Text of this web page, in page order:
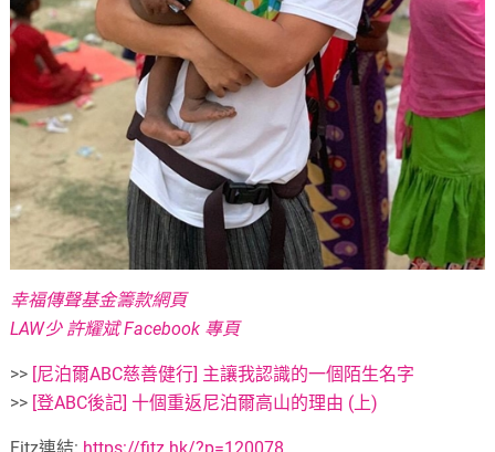
幸福傳聲基金籌款網頁
LAW少 許耀斌 Facebook 專頁
>> [尼泊爾ABC慈善健行] 主讓我認識的一個陌生名字
>> [登ABC後記] 十個重返尼泊爾高山的理由 (上)
Fitz連結: https://fitz.hk/?p=120078